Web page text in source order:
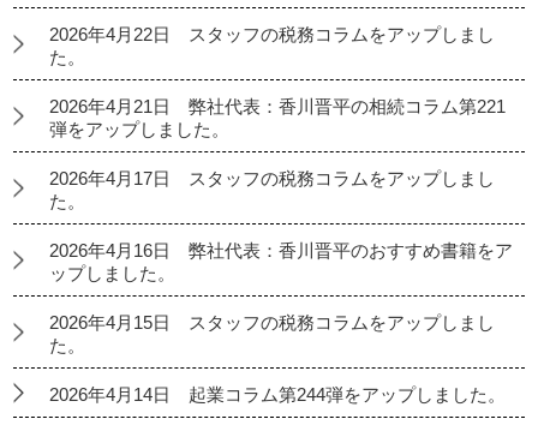
2026年4月22日 スタッフの税務コラムをアップしまし
た。
2026年4月21日 弊社代表：香川晋平の相続コラム第221
弾をアップしました。
2026年4月17日 スタッフの税務コラムをアップしまし
た。
2026年4月16日 弊社代表：香川晋平のおすすめ書籍をア
ップしました。
2026年4月15日 スタッフの税務コラムをアップしまし
た。
2026年4月14日 起業コラム第244弾をアップしました。